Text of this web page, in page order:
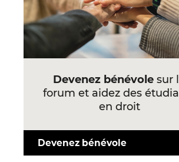
Devenez bénévole sur
forum et aidez des
en droit
Devenez bénévole